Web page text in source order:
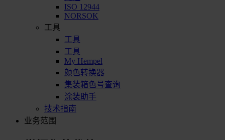
ISO 12944
NORSOK
工具
工具
工具
My Hempel
颜色转换器
集装箱色号查询
涂装助手
技术指南
业务范围